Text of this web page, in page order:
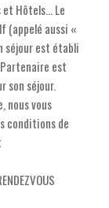
Hôtels... Le
(appelé aussi «
séjour est établi
est
son séjour.
nous vous
conditions de